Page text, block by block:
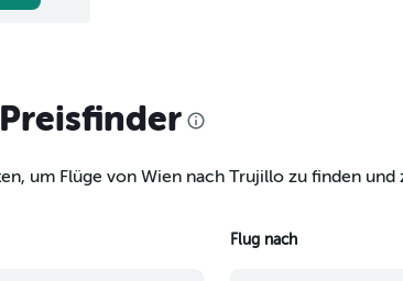
um Flüge von Wien nach Trujillo zu finden
Flug nach